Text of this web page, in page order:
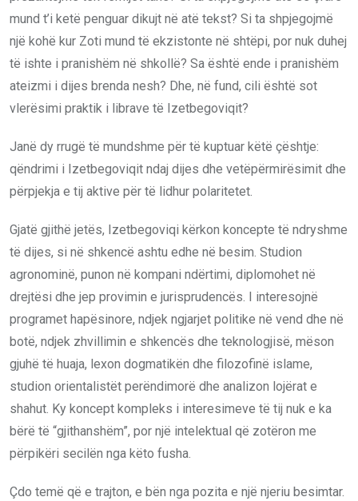
mund t’i ketë penguar dikujt në atë tekst? Si ta shpjegojmë
një kohë kur Zoti mund të ekzistonte në shtëpi, por nuk duhej
të ishte i pranishëm në shkollë? Sa është ende i pranishëm
ateizmi i dijes brenda nesh? Dhe, në fund, cili është sot
vlerësimi praktik i librave të Izetbegoviqit?
Janë dy rrugë të mundshme për të kuptuar këtë çështje:
qëndrimi i Izetbegoviqit ndaj dijes dhe vetëpërmirësimit dhe
përpjekja e tij aktive për të lidhur polaritetet.
Gjatë gjithë jetës, Izetbegoviqi kërkon koncepte të ndryshme
të dijes, si në shkencë ashtu edhe në besim. Studion
agronominë, punon në kompani ndërtimi, diplomohet në
drejtësi dhe jep provimin e jurisprudencës. I interesojnë
programet hapësinore, ndjek ngjarjet politike në vend dhe në
botë, ndjek zhvillimin e shkencës dhe teknologjisë, mëson
gjuhë të huaja, lexon dogmatikën dhe filozofinë islame,
studion orientalistët perëndimorë dhe analizon lojërat e
shahut. Ky koncept kompleks i interesimeve të tij nuk e ka
bërë të “gjithanshëm”, por një intelektual që zotëron me
përpikëri secilën nga këto fusha.
Çdo temë që e trajton, e bën nga pozita e një njeriu besimtar.